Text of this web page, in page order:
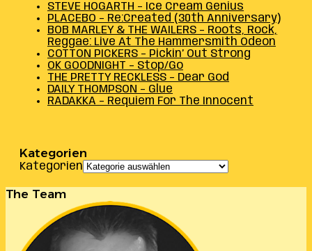
STEVE HOGARTH – Ice Cream Genius
PLACEBO – Re:Created (30th Anniversary)
BOB MARLEY & THE WAILERS – Roots, Rock,
Reggae: Live At The Hammersmith Odeon
COTTON PICKERS – Pickin’ Out Strong
OK GOODNIGHT – Stop/Go
THE PRETTY RECKLESS – Dear God
DAILY THOMPSON – Glue
RADAKKA – Requiem For The Innocent
Kategorien
Kategorien
The Team